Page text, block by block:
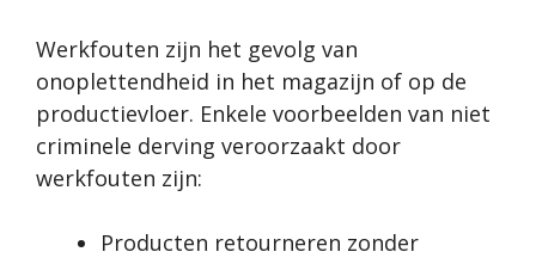
Werkfouten zijn het gevolg van
onoplettendheid in het magazijn of op de
productievloer. Enkele voorbeelden van niet
criminele derving veroorzaakt door
werkfouten zijn:
Producten retourneren zonder